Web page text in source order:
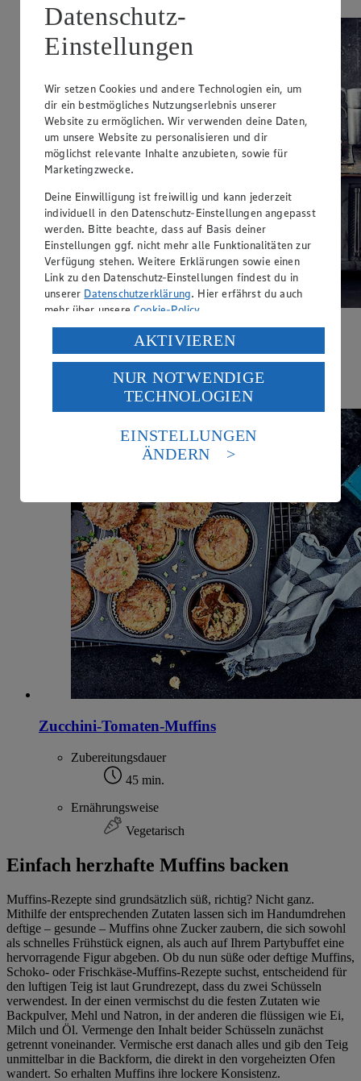
Cheeseburger Muffins
Zubereitungsdauer
40 min.
Zucchini-Tomaten-Muffins
Zubereitungsdauer
45 min.
Ernährungsweise
Vegetarisch
Einfach herzhafte Muffins backen
Muffins-Rezepte sind grundsätzlich süß, richtig? Nicht ganz.
Mithilfe der entsprechenden Zutaten lassen sich im Handumdrehen
deftige – gesunde – Muffins ohne Zucker zaubern, die sich sowohl
als schnelles Frühstück eignen, als auch auf Ihrem Partybuffet eine
hervorragende Figur abgeben. Ob du nun süße oder deftige Muffins,
Schoko- oder Frischkäse-Muffins-Rezepte suchst, entscheidend für
den luftigen Teig ist laut Grundrezept, dass du zwei Schüsseln
verwendest. In der einen vermischst du die festen Zutaten wie
Backpulver, Mehl und Natron, in der anderen die flüssigen wie Ei,
Milch und Öl. Vermenge den Inhalt beider Schüsseln zunächst
getrennt voneinander. Vermische erst danach alles und gib den Teig
unmittelbar in die Backform, die direkt in den vorgeheizten Ofen
wandert. So erhalten Muffins ihre lockere Konsistenz.
Datenschutz-
Einstellungen
Wir setzen Cookies und andere Technologien ein, um
dir ein bestmögliches Nutzungserlebnis unserer
Website zu ermöglichen. Wir verwenden deine Daten,
um unsere Website zu personalisieren und dir
möglichst relevante Inhalte anzubieten, sowie für
Marketingzwecke.
Deine Einwilligung ist freiwillig und kann jederzeit
individuell in den Datenschutz-Einstellungen angepasst
werden. Bitte beachte, dass auf Basis deiner
Einstellungen ggf. nicht mehr alle Funktionalitäten zur
Verfügung stehen. Weitere Erklärungen sowie einen
Link zu den Datenschutz-Einstellungen findest du in
unserer Datenschutzerklärung. Hier erfährst du auch
mehr über unsereCookie-Policy.
Verarbeitung deiner personenbezogenen Daten in den
USA durch Facebook und YouTube:
Wenn du auf „Aktivieren“ klickst, willigst du im Sinne
des Art. 49 Abs. 1 Satz 1 lit. a) DSGVO ein, dass deine
Daten in den USA verarbeitet werden. Der EuGH sieht
die USA als Land mit einem nach europäischen
Standards nicht angemessenen Datenschutzniveau an.
Es besteht das Risiko eines Zugriffs durch US-
Informationen zum Herausgeber der Seite findest du
Impressum
AKTIVIEREN
NUR NOTWENDIGE
TECHNOLOGIEN
EINSTELLUNGEN
ÄNDERN